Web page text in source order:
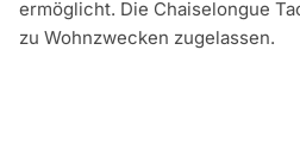
ermöglicht. Die Chaiselongue
zu Wohnzwecken zugelassen.